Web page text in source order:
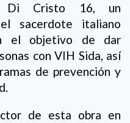
Di Cristo 16, un
sacerdote italiano
el objetivo de dar
con VIH Sida, así
de prevención y
de esta obra en